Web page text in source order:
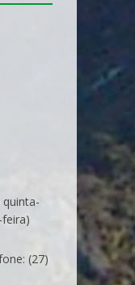
quinta-
(27)